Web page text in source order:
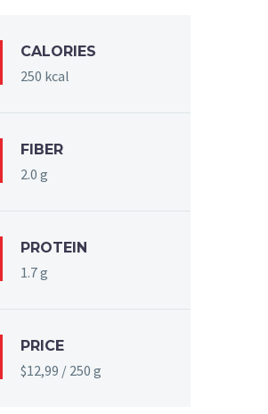
CALORIES
250 kcal
FIBER
2.0 g
PROTEIN
1.7 g
PRICE
$12,99 / 250 g